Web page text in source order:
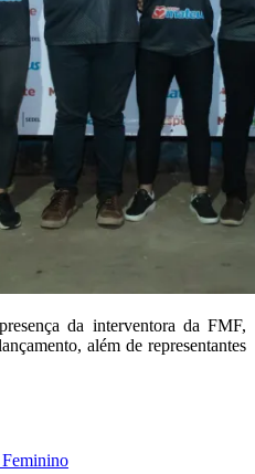
da interventora da FMF,
além de representantes